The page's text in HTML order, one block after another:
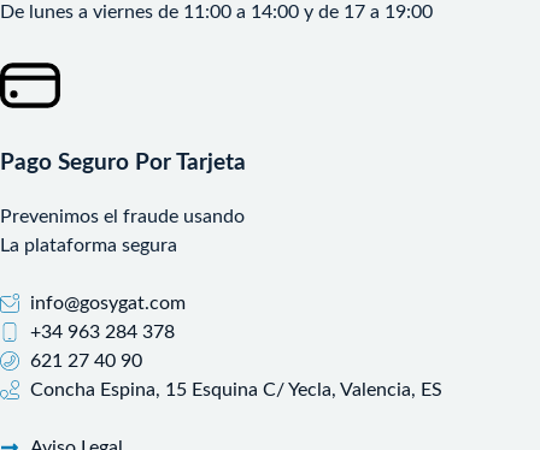
De lunes a viernes de 11:00 a 14:00 y de 17 a 19:00
Pago Seguro Por Tarjeta
Prevenimos el fraude usando
La plataforma segura
info@gosygat.com
+34 963 284 378
621 27 40 90
Concha Espina, 15 Esquina C/ Yecla, Valencia, ES